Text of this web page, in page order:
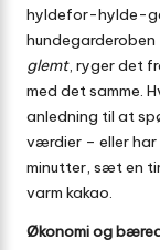
hyldefor-hylde-
hundegarderoben
glemt, ryger det
med det samme.
anledning til at
værdier – eller har
minutter, sæt en
varm kakao.
Økonomi og